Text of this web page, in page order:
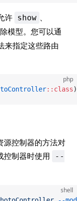
许 show 、
模型。您可以通
来指定这些路由
php
::class)
源控制器的方法对
控制器时使用
--
shell